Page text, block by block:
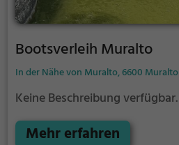
Bootsverleih Muralto
In der Nähe von Muralto, 6600 Muralto
Keine Beschreibung verfügbar.
Mehr erfahren